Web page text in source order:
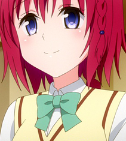
第12話
／結城リト:渡辺明乃／ララ